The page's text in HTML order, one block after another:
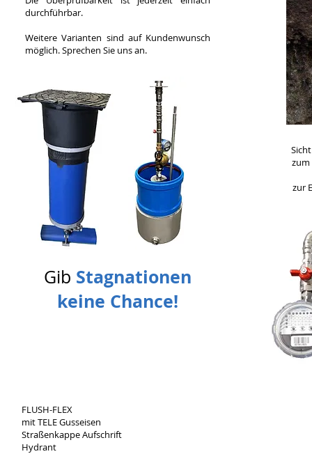
durchführbar.
Weitere Varianten sind auf Kundenwunsch
möglich. Sprechen Sie uns an.
Gib Stagnationen
keine Chance!
FLUSH-FLEX
mit TELE Gusseisen
Straßenkappe Aufschrift
Hydrant
zum
zur